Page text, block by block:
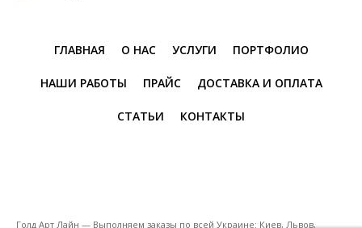
ГЛАВНАЯ О НАС УСЛУГИ ПОРТФОЛИО
НАШИ РАБОТЫ ПРАЙС ДОСТАВКА И ОПЛАТА
СТАТЬИ КОНТАКТЫ
Голд Арт Лайн — Выполняем заказы по всей Украине: Киев, Львов,